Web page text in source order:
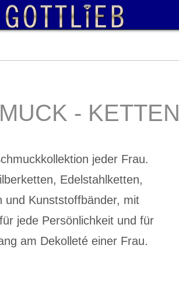
- KETTEN
jeder Frau.
Edelstahlketten,
und Kunststoffbänder, mit
jede Persönlichkeit und für
am Dekolleté einer Frau.